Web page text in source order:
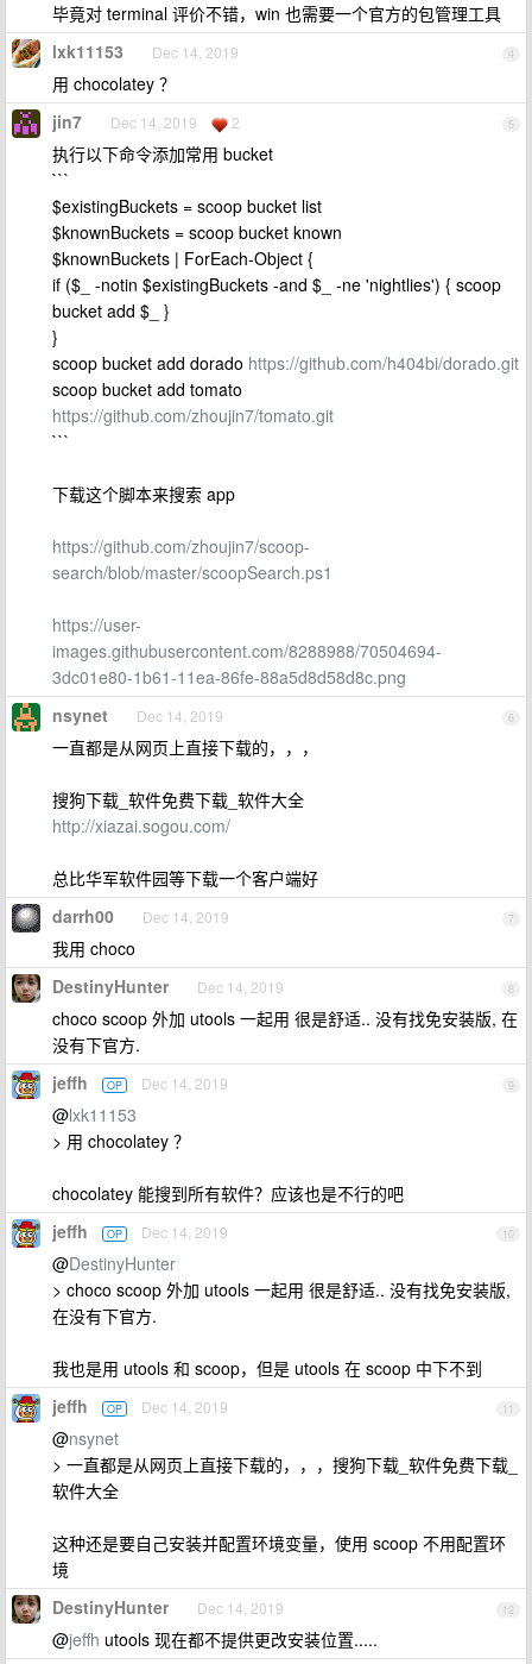
毕竟对 terminal 评价不错，win 也需要一个官方的包管理工具
4
lxk11153 Dec 14, 2019
用 chocolatey ？
5
jin7 Dec 14, 2019 2
执行以下命令添加常用 bucket
```
$existingBuckets = scoop bucket list
$knownBuckets = scoop bucket known
$knownBuckets | ForEach-Object {
if ($_ -notin $existingBuckets -and $_ -ne 'nightlies') { scoop
bucket add $_ }
}
scoop bucket add dorado https://github.com/h404bi/dorado.git
scoop bucket add tomato
https://github.com/zhoujin7/tomato.git
```
下载这个脚本来搜索 app
https://github.com/zhoujin7/scoop-
search/blob/master/scoopSearch.ps1
https://user-
images.githubusercontent.com/8288988/70504694-
3dc01e80-1b61-11ea-86fe-88a5d8d58d8c.png
6
nsynet Dec 14, 2019
一直都是从网页上直接下载的，，，
搜狗下载_软件免费下载_软件大全
http://xiazai.sogou.com/
总比华军软件园等下载一个客户端好
7
darrh00 Dec 14, 2019
我用 choco
8
DestinyHunter Dec 14, 2019
choco scoop 外加 utools 一起用 很是舒适.. 没有找免安装版, 在
没有下官方.
9
jeffh OP Dec 14, 2019
@lxk11153
> 用 chocolatey ？
chocolatey 能搜到所有软件？应该也是不行的吧
10
jeffh OP Dec 14, 2019
@DestinyHunter
> choco scoop 外加 utools 一起用 很是舒适.. 没有找免安装版,
在没有下官方.
我也是用 utools 和 scoop，但是 utools 在 scoop 中下不到
11
jeffh OP Dec 14, 2019
@nsynet
> 一直都是从网页上直接下载的，，，搜狗下载_软件免费下载_
软件大全
这种还是要自己安装并配置环境变量，使用 scoop 不用配置环
境
12
DestinyHunter Dec 14, 2019
@jeffh utools 现在都不提供更改安装位置.....